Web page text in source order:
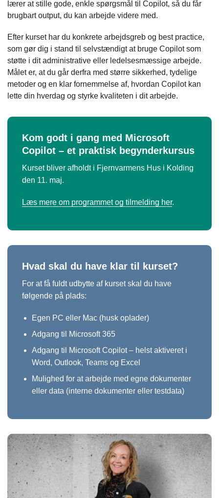
lærer at stille gode, enkle spørgsmål til Copilot, så du får
brugbart output, du kan arbejde videre med.
Efter kurset har du konkrete arbejdsgreb og best practice,
som gør dig i stand til selvstændigt at bruge Copilot som
støtte i dit administrative eller ledelsesmæssige arbejde.
Målet er, at du går derfra med større sikkerhed, tydelige
metoder og en klar fornemmelse af, hvordan Copilot kan
lette din hverdag og styrke kvaliteten i dit arbejde.
Kom godt i gang med Microsoft
Copilot – et praktisk begynderkursus
Kurset bliver afholdt i Fjernvarmens Hus i Kolding
den 11. maj.
Læs mere om programmet og tilmelding her.
Hvad skal du have klar til kurset?
For at få fuldt udbytte af kurset skal du have
følgende på plads:
Egen PC eller Mac (husk oplader)
Adgang til Microsoft 365
Adgang til Microsoft Copilot – helst aktiveret i
Word, Outlook, Teams og Excel
Mulighed for at arbejde med egne dokumenter
eller data (interne dokumenter eller testdata)